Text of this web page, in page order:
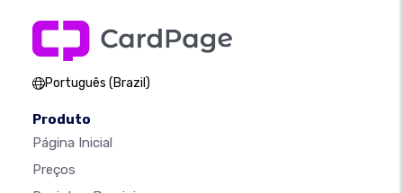
Português (Brazil)
Produto
Página Inicial
Preços